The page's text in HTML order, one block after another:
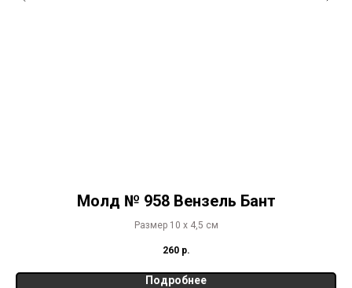
Молд № 958 Вензель Бант
Размер 10 х 4,5 см
260 р.
Подробнее